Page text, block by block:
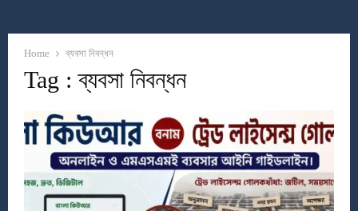
Home ব্যবসা নিবন্ধন
Tag : ব্যবসা নিবন্ধন